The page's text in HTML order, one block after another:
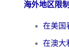
海外地区限制